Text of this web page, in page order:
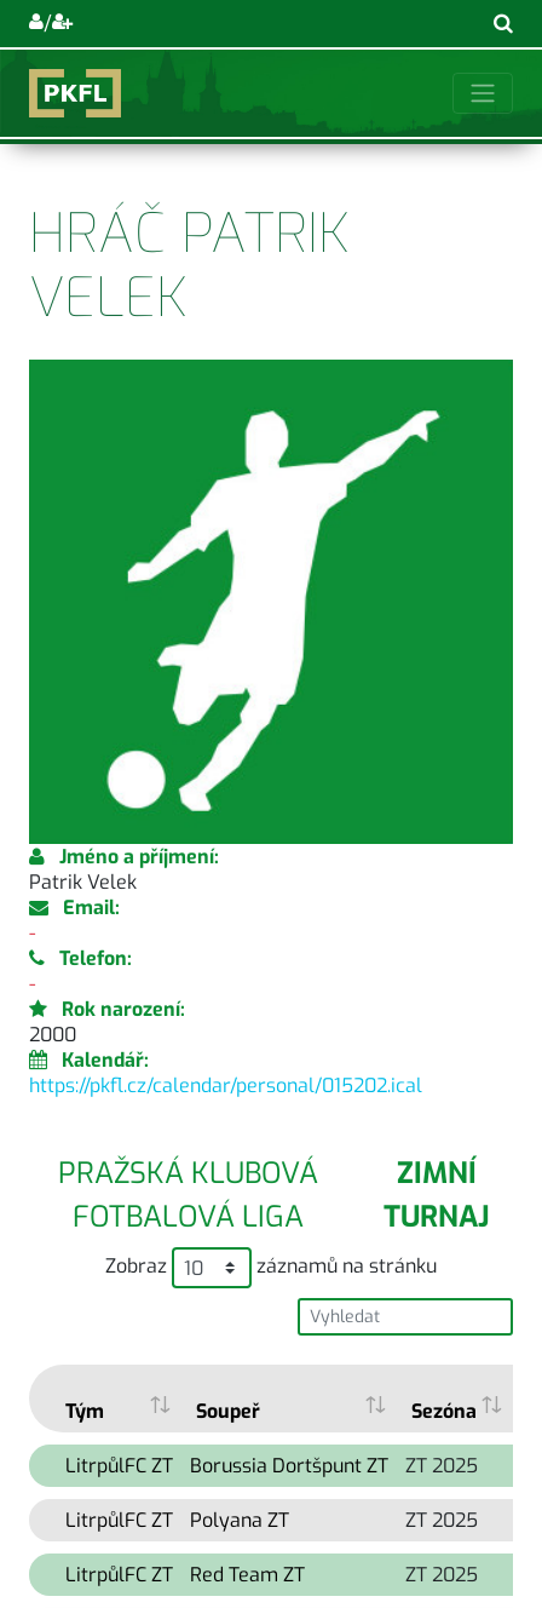
/
HRÁČ PATRIK
VELEK
Jméno a příjmení:
Patrik Velek
Email:
-
Telefon:
-
Rok narození:
2000
Kalendář:
https://pkfl.cz/calendar/personal/015202.ical
PRAŽSKÁ KLUBOVÁ
FOTBALOVÁ LIGA
ZIMNÍ
TURNAJ
Zobraz záznamů na stránku
Tým Soupeř Sezóna
LitrpůlFC ZT Borussia Dortšpunt ZT ZT 2025
LitrpůlFC ZT Polyana ZT ZT 2025
LitrpůlFC ZT Red Team ZT ZT 2025